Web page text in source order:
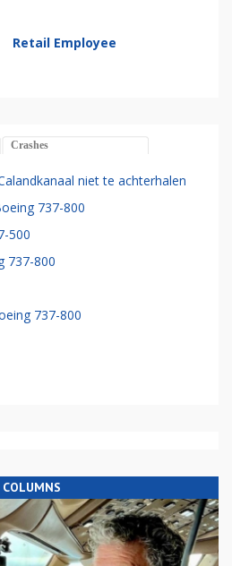
Retail Employee
Crashes
niet te achterhalen
737-800
500
737-800
737-800
COLUMNS